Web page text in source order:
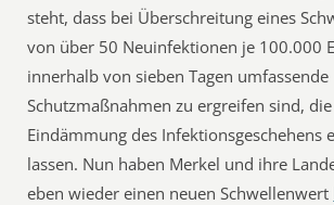
steht, dass bei Überschreitung eines
von über 50 Neuinfektionen je 100.000
innerhalb von sieben Tagen umfassende
Schutzmaßnahmen zu ergreifen sind,
Eindämmung des Infektionsgeschehens
lassen. Nun haben Merkel und ihre
eben wieder einen neuen Schwellenwert